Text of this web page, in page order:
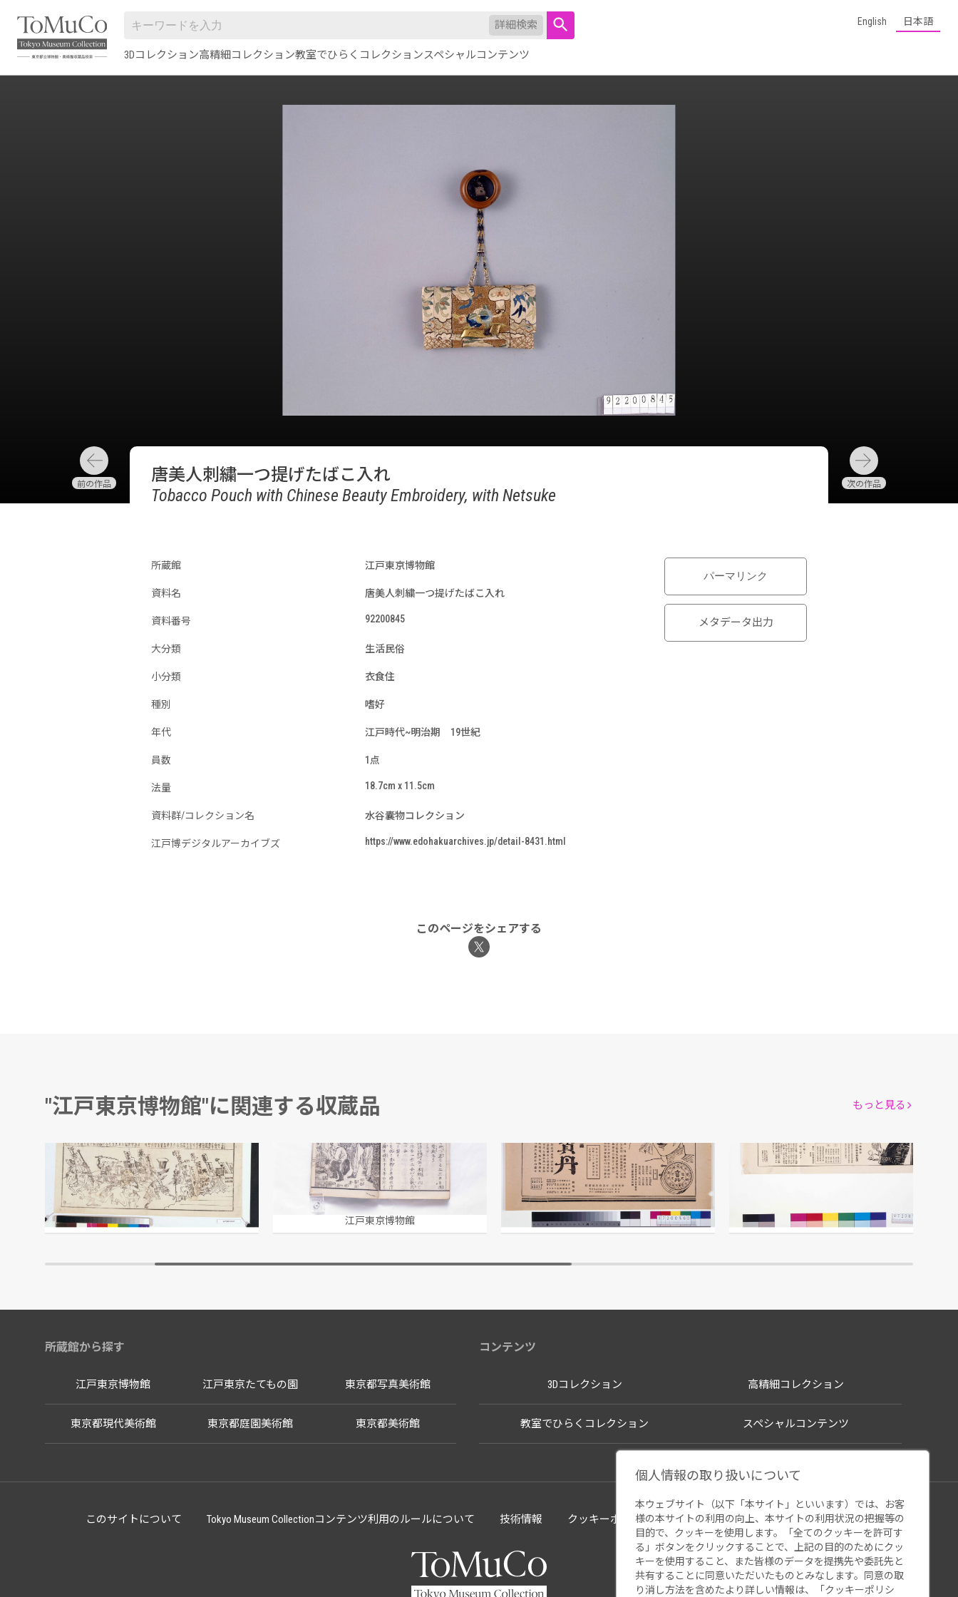
詳細検索
3Dコレクション高精細コレクション教室でひらくコレクションスペシャルコンテンツ
English 日本語
唐美人刺繍一つ提げたばこ入れ
Tobacco Pouch with Chinese Beauty Embroidery, with Netsuke
所蔵館 江戸東京博物館
資料名 唐美人刺繍一つ提げたばこ入れ
資料番号 92200845
大分類 生活民俗
小分類 衣食住
種別 嗜好
年代 江戸時代~明治期 19世紀
員数 1点
法量 18.7cm x 11.5cm
資料群/コレクション名 水谷囊物コレクション
江戸博デジタルアーカイブズ https://www.edohakuarchives.jp/detail-8431.html
パーマリンク
メタデータ出力
このページをシェアする
"江戸東京博物館"に関連する収蔵品
流行はしか合戦
江戸東京博物館
西洋料理通
仮名垣魯文/著 河鍋暁斎/画
江戸東京博物館
「守田宝丹」広告
守田治兵衛薬房/製作
江戸東京博物館
「王冠赤十字葡萄酒」広告
江戸東京博物館
もっと見る
所蔵館から探す
江戸東京博物館 江戸東京たてもの園 東京都写真美術館
東京都現代美術館 東京都庭園美術館 東京都美術館
コンテンツ
3Dコレクション 高精細コレクション
教室でひらくコレクション スペシャルコンテンツ
このサイトについて Tokyo Museum Collectionコンテンツ利用のルールについて 技術情報 クッキーポリシー ウェブアクセシビリティ 関連サイト
個人情報の取り扱いについて
本ウェブサイト（以下「本サイト」といいます）では、お客
様の本サイトの利用の向上、本サイトの利用状況の把握等の
目的で、クッキーを使用します。「全てのクッキーを許可す
る」ボタンをクリックすることで、上記の目的のためにクッ
キーを使用すること、また皆様のデータを提携先や委託先と
共有することに同意いただいたものとみなします。同意の取
り消し方法を含めたより詳しい情報は、「 クッキーポリシ